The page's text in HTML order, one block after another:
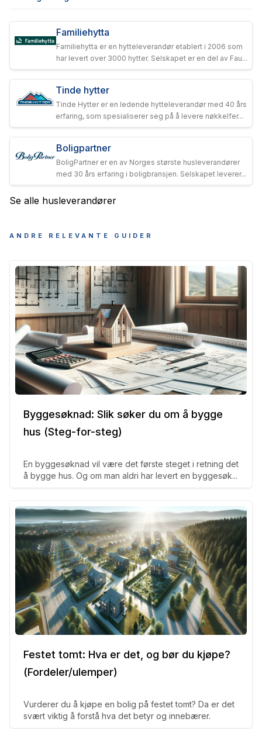
Familiehytta
Familiehytta er en hytteleverandør etablert i 2006 som
har levert over 3000 hytter. Selskapet er en del av Fau...
Tinde hytter
Tinde Hytter er en ledende hytteleverandør med 40 års
erfaring, som spesialiserer seg på å levere nøkkelfer...
Boligpartner
BoligPartner er en av Norges største husleverandører
med 30 års erfaring i boligbransjen. Selskapet leverer...
Se alle husleverandører
ANDRE RELEVANTE GUIDER
Byggesøknad: Slik søker du om å bygge
hus (Steg-for-steg)
En byggesøknad vil være det første steget i retning det
å bygge hus. Og om man aldri har levert en byggesøk...
Festet tomt: Hva er det, og bør du kjøpe?
(Fordeler/ulemper)
Vurderer du å kjøpe en bolig på festet tomt? Da er det
svært viktig å forstå hva det betyr og innebærer.